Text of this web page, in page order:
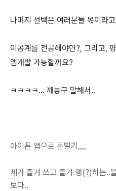
나머지 선택은 여러분들 몫이라
이공계를 전공해야만?, 그리고,
앱개발 가능할까요?
ㅋㅋㅋㅋ... 깨놓구 말해서..
아이폰 앱으로 돈벌기,,,,
제가 즐겨 쓰고 즐겨 행(?)하는..
보다..